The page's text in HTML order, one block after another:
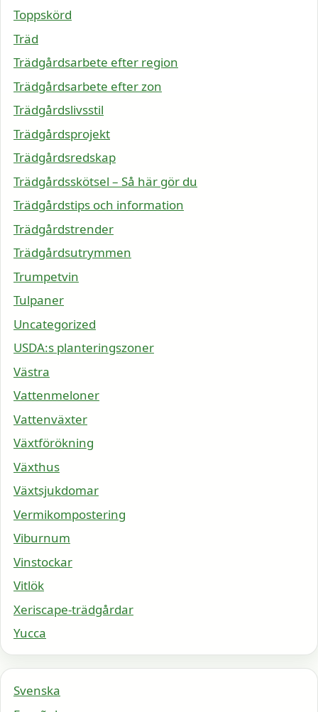
Toppskörd
Träd
Trädgårdsarbete efter region
Trädgårdsarbete efter zon
Trädgårdslivsstil
Trädgårdsprojekt
Trädgårdsredskap
Trädgårdsskötsel – Så här gör du
Trädgårdstips och information
Trädgårdstrender
Trädgårdsutrymmen
Trumpetvin
Tulpaner
Uncategorized
USDA:s planteringszoner
Västra
Vattenmeloner
Vattenväxter
Växtförökning
Växthus
Växtsjukdomar
Vermikompostering
Viburnum
Vinstockar
Vitlök
Xeriscape-trädgårdar
Yucca
Svenska